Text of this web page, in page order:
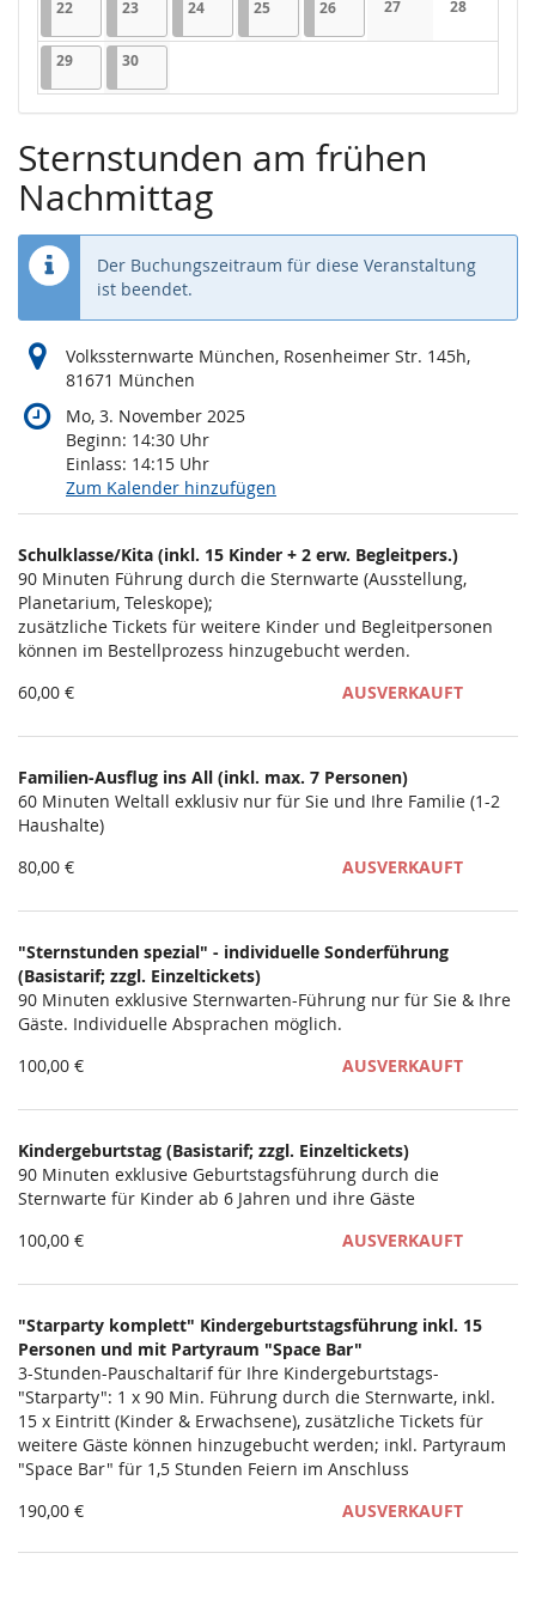
2222.06.2026
1 Veranstaltung
2323.06.2026
1 Veranstaltung
2424.06.2026
1 Veranstaltung
2525.06.2026
1 Veranstaltung
2626.06.2026
1 Veranstaltung
27
Keine
28
Keine
2929.06.2026
1 Veranstaltung
3030.06.2026
1 Veranstaltung
Sternstunden am frühen
Nachmittag
Der Buchungszeitraum für diese Veranstaltung
ist beendet.
Volkssternwarte München, Rosenheimer Str. 145h,
81671 München
Mo, 3. November 2025
Beginn: 14:30 Uhr
Einlass: 14:15 Uhr
Zum Kalender hinzufügen
Produkte
Unkategorisierte
Produkte
Schulklasse/Kita (inkl. 15 Kinder + 2 erw. Begleitpers.)
90 Minuten Führung durch die Sternwarte (Ausstellung,
Planetarium, Teleskope);
zusätzliche Tickets für weitere Kinder und Begleitpersonen
können im Bestellprozess hinzugebucht werden.
60,00 €
AUSVERKAUFT
Familien-Ausflug ins All (inkl. max. 7 Personen)
60 Minuten Weltall exklusiv nur für Sie und Ihre Familie (1-2
Haushalte)
80,00 €
AUSVERKAUFT
"Sternstunden spezial" - individuelle Sonderführung
(Basistarif; zzgl. Einzeltickets)
90 Minuten exklusive Sternwarten-Führung nur für Sie & Ihre
Gäste. Individuelle Absprachen möglich.
100,00 €
AUSVERKAUFT
Kindergeburtstag (Basistarif; zzgl. Einzeltickets)
90 Minuten exklusive Geburtstagsführung durch die
Sternwarte für Kinder ab 6 Jahren und ihre Gäste
100,00 €
AUSVERKAUFT
"Starparty komplett" Kindergeburtstagsführung inkl. 15
Personen und mit Partyraum "Space Bar"
3-Stunden-Pauschaltarif für Ihre Kindergeburtstags-
"Starparty": 1 x 90 Min. Führung durch die Sternwarte, inkl.
15 x Eintritt (Kinder & Erwachsene), zusätzliche Tickets für
weitere Gäste können hinzugebucht werden; inkl. Partyraum
"Space Bar" für 1,5 Stunden Feiern im Anschluss
190,00 €
AUSVERKAUFT